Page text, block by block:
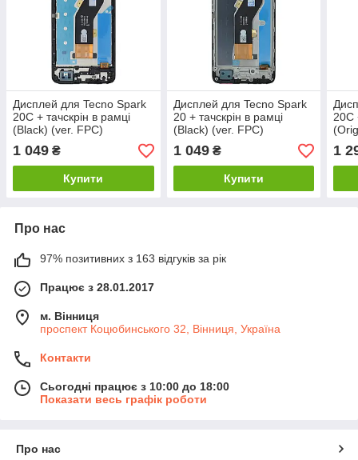
Дисплей для Tecno Spark
20C + тачскрін в рамці
(Black) (ver. FPC)
1 049 ₴
Купити
Дисплей для Tecno Spark
20 + тачскрін в рамці
(Black) (ver. FPC)
1 049₴
Купити
20C
1
Про нас
97% позитивних з 163 відгуків за рік
Працює з 28.01.2017
м. Вінниця
проспект Коцюбинського 32, Вінниця, Україна
Контакти
Сьогодні працює з 10:00 до 18:00
Показати весь графік роботи
Про нас